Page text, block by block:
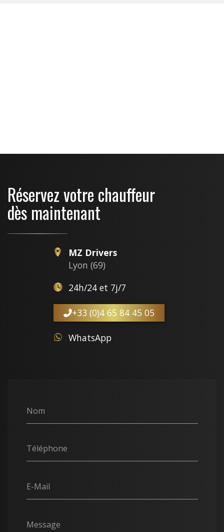
Réservez votre chauffeur
dès maintenant
Nom
Téléphone
E-Mail
Message
MZ Drivers
Lyon (69)
24h/24 et 7j/7
+33 (0)4 65 84 45 05
WhatsApp